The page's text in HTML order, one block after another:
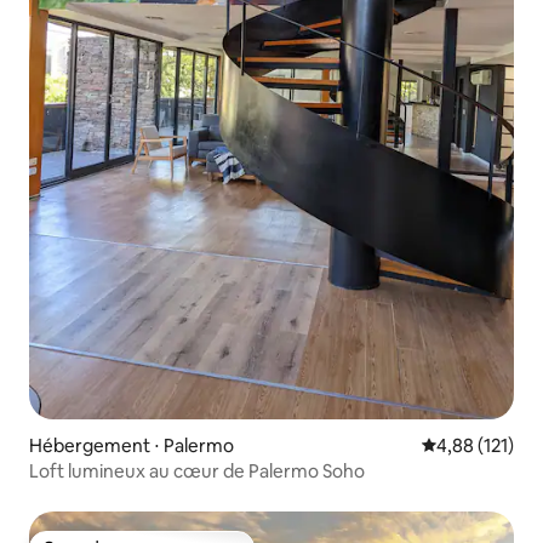
Hébergement ⋅ Palermo Évaluation
4,88 (121)
Loft lumineux au cœur de Palermo Soho